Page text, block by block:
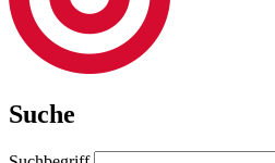
Suche